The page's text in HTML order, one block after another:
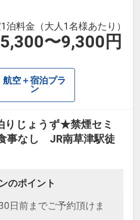
泊料金（大人1名様あたり）
5,300〜9,300円
航空＋宿泊プラ
ン
りじょうず★禁煙セミ
事なし JR南草津駅徒
のポイント
日前までご予約頂けま